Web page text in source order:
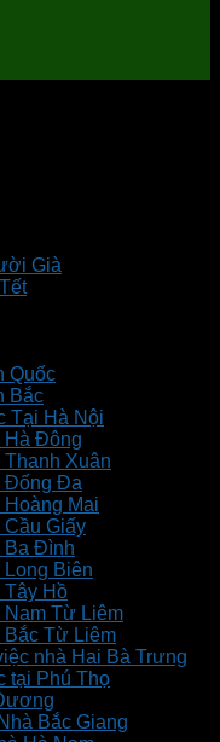
Già
Quốc
Bắc
Tại Hà Nội
Hà Đông
Xuân
Đống Đa
Mai
Cầu Giấy
Ba Đình
Biên
Tây Hồ
Nam Từ Liêm
Bắc Từ Liêm
nhà Hai Bà Trưng
tại Phú Thọ
Bắc Giang